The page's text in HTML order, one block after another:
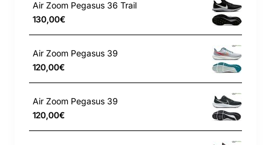
Handwäsche
Importiert
Air Zoom Pegasus 36 Trail
130,00€
Air Zoom Pegasus 39
120,00€
Air Zoom Pegasus 39
120,00€